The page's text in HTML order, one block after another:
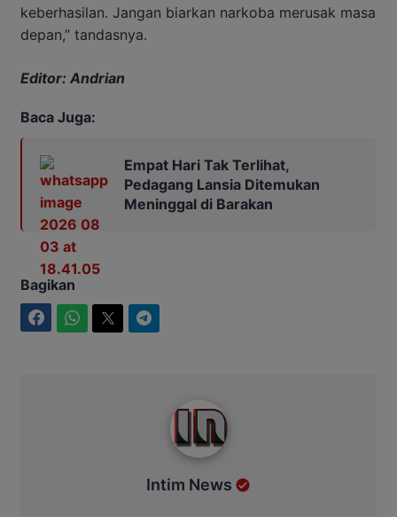
keberhasilan. Jangan biarkan narkoba merusak masa
depan,” tandasnya.
Editor: Andrian
Baca Juga:
Empat Hari Tak Terlihat,
Pedagang Lansia Ditemukan
Meninggal di Barakan
Bagikan
Intim News